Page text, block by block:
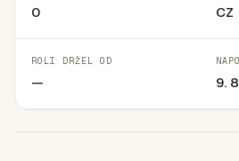
0 CZ
ROLI DRŽEL OD
— 9.